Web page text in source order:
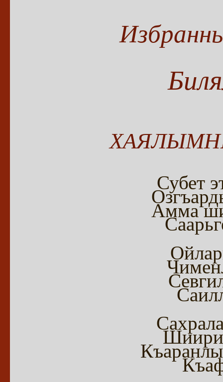
Субет
Амма